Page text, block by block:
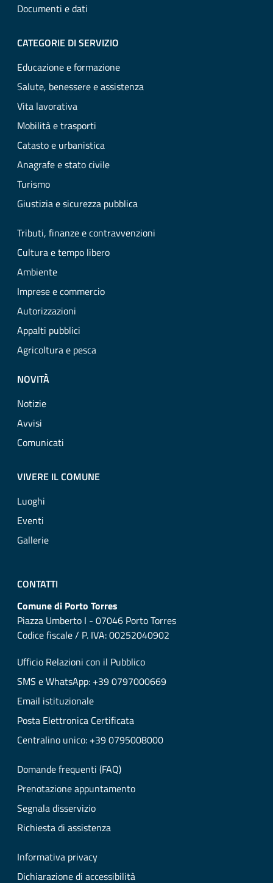
Documenti e dati
CATEGORIE DI SERVIZIO
Educazione e formazione
Salute, benessere e assistenza
Vita lavorativa
Mobilità e trasporti
Catasto e urbanistica
Anagrafe e stato civile
Turismo
Giustizia e sicurezza pubblica
Tributi, finanze e contravvenzioni
Cultura e tempo libero
Ambiente
Imprese e commercio
Autorizzazioni
Appalti pubblici
Agricoltura e pesca
NOVITÀ
Notizie
Avvisi
Comunicati
VIVERE IL COMUNE
Luoghi
Eventi
Gallerie
CONTATTI
Comune di Porto Torres
Piazza Umberto I - 07046 Porto Torres
Codice fiscale / P. IVA: 00252040902
Ufficio Relazioni con il Pubblico
SMS e WhatsApp: +39 0797000669
Email istituzionale
Posta Elettronica Certificata
Centralino unico: +39 0795008000
Domande frequenti (FAQ)
Prenotazione appuntamento
Segnala disservizio
Richiesta di assistenza
Informativa privacy
Dichiarazione di accessibilità